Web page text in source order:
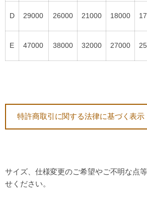
D 29000 26000 21000 18000
E 47000 38000 32000 27000
特許商取引に関する法律に基づく表示
サイズ、仕様変更のご希望やご不明な点
せください。